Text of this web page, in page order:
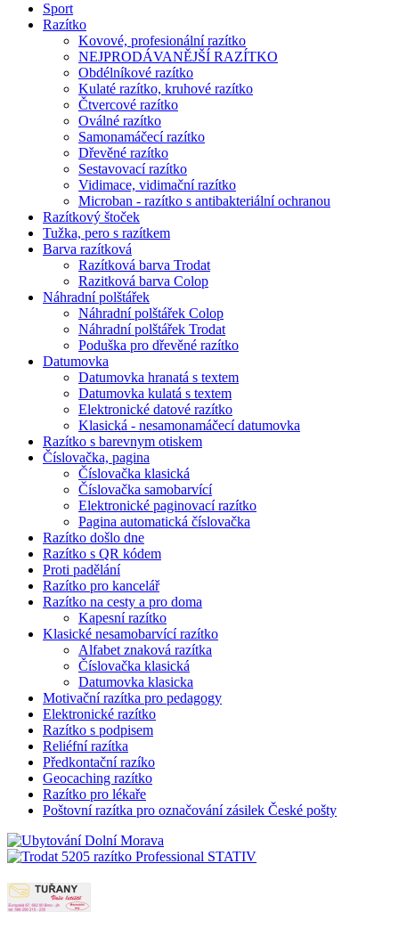
Sport
Razítko
Kovové, profesionální razítko
NEJPRODÁVANĚJŠÍ RAZÍTKO
Obdélníkové razítko
Kulaté razítko, kruhové razítko
Čtvercové razítko
Oválné razítko
Samonamáčecí razítko
Dřevěné razítko
Sestavovací razítko
Vidimace, vidimační razítko
Microban - razítko s antibakteriální ochranou
Razítkový štoček
Tužka, pero s razítkem
Barva razítková
Razítková barva Trodat
Razitková barva Colop
Náhradní polštářek
Náhradní polštářek Colop
Náhradní polštářek Trodat
Poduška pro dřevěné razítko
Datumovka
Datumovka hranatá s textem
Datumovka kulatá s textem
Elektronické datové razítko
Klasická - nesamonamáčecí datumovka
Razítko s barevnym otiskem
Číslovačka, pagina
Číslovačka klasická
Číslovačka samobarvící
Elektronické paginovací razítko
Pagina automatická číslovačka
Razítko došlo dne
Razítko s QR kódem
Proti padělání
Razítko pro kancelář
Razítko na cesty a pro doma
Kapesní razítko
Klasické nesamobarvící razítko
Alfabet znaková razítka
Číslovačka klasická
Datumovka klasicka
Motivační razítka pro pedagogy
Elektronické razítko
Razítko s podpisem
Reliéfní razítka
Předkontační razíko
Geocaching razítko
Razítko pro lékaře
Poštovní razítka pro označování zásilek České pošty